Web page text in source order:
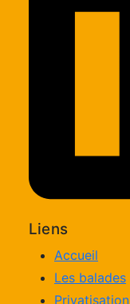
Liens
Accueil
Les balades
Privatisation